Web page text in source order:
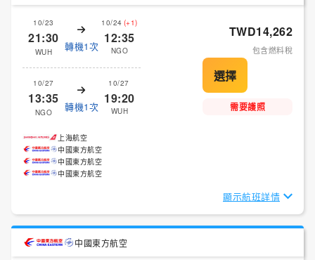
10/23
21:30
WUH 轉機1次
10/24 (+1)
12:35
NGO
10/27
13:35
NGO 轉機1次
10/27
19:20
WUH
TWD14,262
包含燃料稅
需要護照
上海航空
中國東方航空
中國東方航空
中國東方航空
顯示航班詳情
中國東方航空